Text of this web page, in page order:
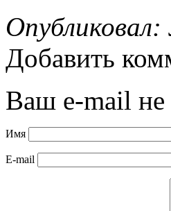
Опубликовал:
Добавить
Ваш e-mail не
Имя
E-mail